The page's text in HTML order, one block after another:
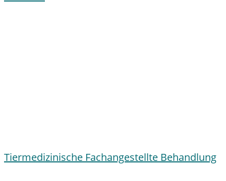
Tiermedizinische Fachangestellte Behandlung